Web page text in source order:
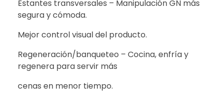
Estantes transversales – Manipulación GN más
segura y cómoda.
Mejor control visual del producto.
Regeneración/banqueteo – Cocina, enfría y
regenera para servir más
cenas en menor tiempo.